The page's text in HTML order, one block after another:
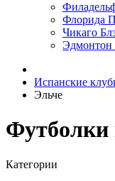
Флорида
Чикаго
Эдмонтон
Испанские
Эльче
Категории